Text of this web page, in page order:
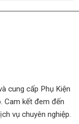
cung cấp Phụ Kiện
Cam kết đem đến
vụ chuyên nghiệp.